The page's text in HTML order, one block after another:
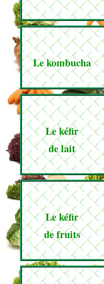
Le kombucha
Le kéfir
de lait
Le kéfir
de fruits